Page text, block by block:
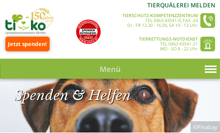
Jetzt spenden!
TIERQUÄLEREI MELDEN
TIERSCHUTZ-KOMPETENZZENTRUM
TEL 0463 43541-0, FAX -24
DI - FR 12.30 - 16:30, SA 10 - 13 Uhr
TIERRETTUNGS-NOTDIENST
TEL 0463 43541-21
MO - SO 8 - 22 Uhr
Menü
©Pixabay
Spenden & Helfen